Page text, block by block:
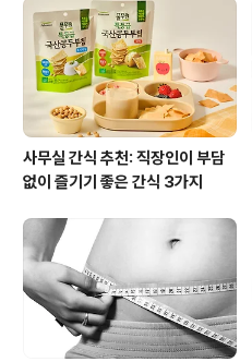
사무실 간식 추천: 직장인이 부담
없이 즐기기 좋은 간식 3가지